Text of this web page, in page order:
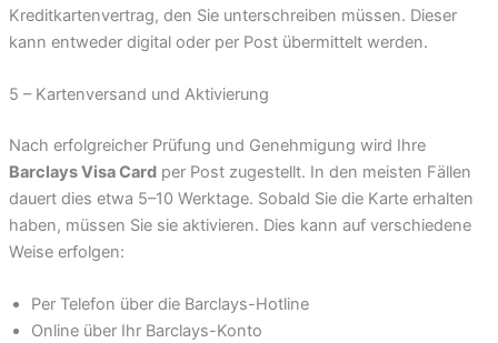
Kreditkartenvertrag, den Sie unterschreiben müssen. Dieser
kann entweder digital oder per Post übermittelt werden.
5 – Kartenversand und Aktivierung
Nach erfolgreicher Prüfung und Genehmigung wird Ihre
Barclays Visa Cardper Post zugestellt. In den meisten Fällen
dauert dies etwa 5–10 Werktage. Sobald Sie die Karte erhalten
haben, müssen Sie sie aktivieren. Dies kann auf verschiedene
Weise erfolgen:
Per Telefon über die Barclays-Hotline
Online über Ihr Barclays-Konto